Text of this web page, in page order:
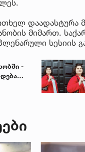
დაადასტურა
მიმართ.
სესიის
-